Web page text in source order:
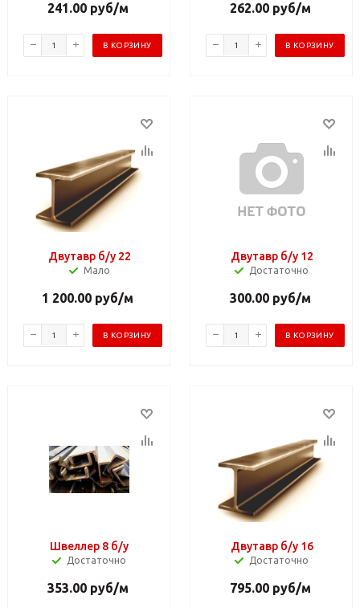
241.00руб/м
В КОРЗИНУ
262.00руб/м
В КОРЗИНУ
Двутавр б/у 22
Мало
1 200.00 руб/м
В КОРЗИНУ
Двутавр б/у 12
Достаточно
300.00руб/м
В КОРЗИНУ
Швеллер 8 б/у
Достаточно
353.00руб/м
Двутавр б/у 16
Достаточно
795.00руб/м